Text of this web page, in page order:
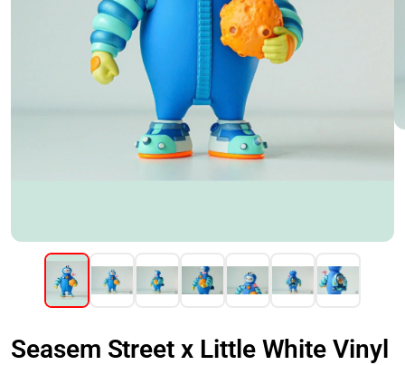
Seasem Street x Little White Vinyl